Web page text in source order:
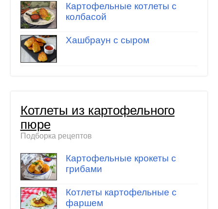
Картофельные котлеты с
колбасой
Хашбраун с сыром
Котлеты из картофельного
пюре
Подборка рецептов
Картофельные крокеты с
грибами
Котлеты картофельные с
фаршем